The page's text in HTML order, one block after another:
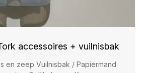
accessoires + vuilnisbak
en zeep Vuilnisbak / Papiermand